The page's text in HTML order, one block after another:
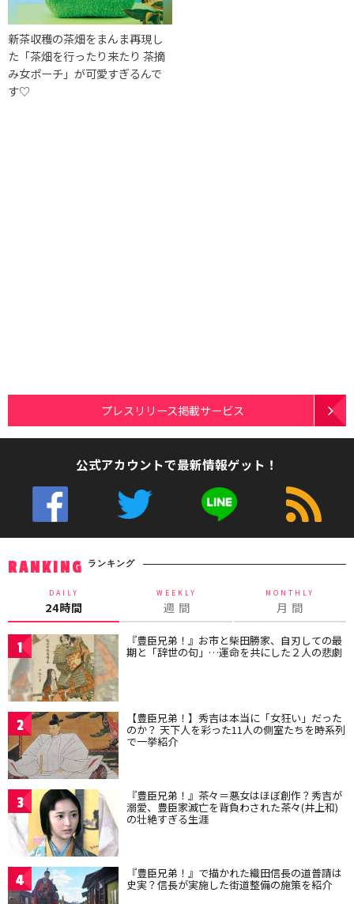
新茶収穫の茶畑をまんま再現し
た「茶畑を行ったり来たり 茶摘
み女ポーチ」が可愛すぎるんで
す♡
プレスリリース掲載サービス
公式アカウントで最新情報ゲット！
RANKING ランキング
DAILY
24時間
WEEKLY
週 間
MONTHLY
月 間
1 『豊臣兄弟！』お市と柴田勝家、自刃しての最
期と「辞世の句」…運命を共にした２人の悲劇
2 【豊臣兄弟！】秀吉は本当に「女狂い」だった
のか？ 天下人を彩った11人の側室たちを時系列
で一挙紹介
3 『豊臣兄弟！』茶々＝悪女はほぼ創作？秀吉が
溺愛、豊臣家滅亡を背負わされた茶々(井上和)
の壮絶すぎる生涯
4 『豊臣兄弟！』で描かれた織田信長の道普請は
史実？信長が実施した街道整備の施策を紹介